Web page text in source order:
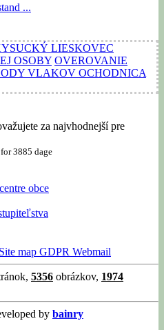
...
LIESKOVEC
OSOBY OVEROVANIE
VLAKOV OCHODNICA
za najvhodnejší pre
3885 dage
obce
Site map GDPR Webmail
5356 obrázkov, 1974
by bainry